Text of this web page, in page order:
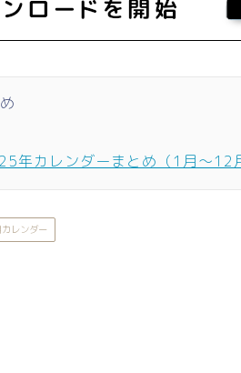
年カレンダーまとめ（1月〜12
レンダー